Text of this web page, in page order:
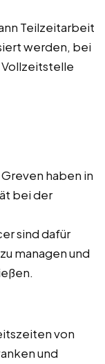
Teilzeitarbeit
werden, bei
haben in
bei der
sind dafür
managen und
von
und